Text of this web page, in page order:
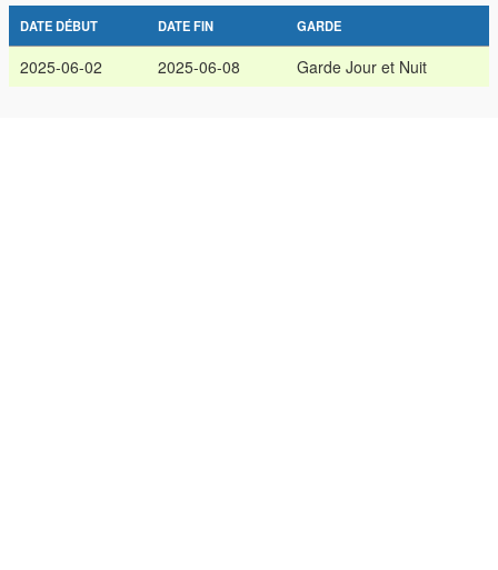
DATE DÉBUT DATE FIN GARDE
2025-06-02 2025-06-08 Garde Jour et Nuit